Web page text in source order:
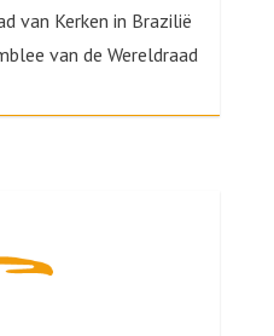
van Kerken in Brazilië
van de Wereldraad